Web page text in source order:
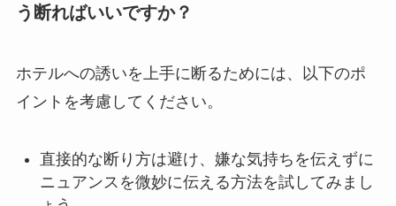
う断ればいいですか？
ホテルへの誘いを上手に断るためには、以下のポ
イントを考慮してください。
直接的な断り方は避け、嫌な気持ちを伝えずに
ニュアンスを微妙に伝える方法を試してみまし